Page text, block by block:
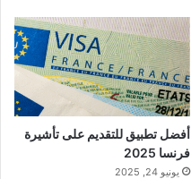
أفضل تطبيق للتقديم على تأشيرة
فرنسا 2025
يونيو 24, 2025